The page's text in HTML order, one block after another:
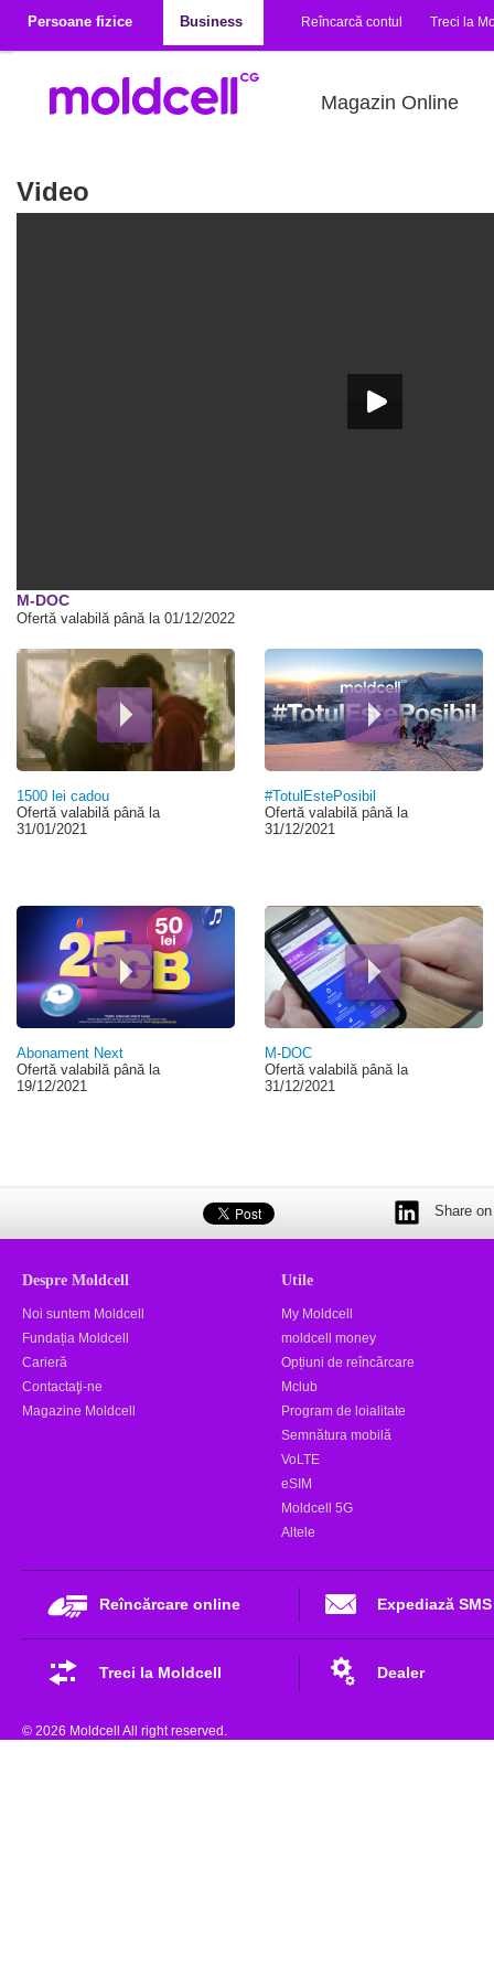
Persoane fizice
Business Reîncarcă contul Treci la
Magazin Online
Video
M-DOC
Ofertă valabilă până la 01/12/2022
1500 lei cadou
Ofertă valabilă până la
31/01/2021
#TotulEstePosibil
Ofertă valabilă până la
31/12/2021
Abonament Next
Ofertă valabilă până la
19/12/2021
M-DOC
Ofertă valabilă până la
31/12/2021
Share
Despre Moldcell
Noi suntem Moldcell
Fundația Moldcell
Carieră
Contactaţi-ne
Magazine Moldcell
Utile
My Moldcell
moldcell money
Opțiuni de reîncărcare
Mclub
Program de loialitate
Semnătura mobilă
VoLTE
eSIM
Moldcell 5G
Altele
Reîncărcare online Expediază SMS
Treci la Moldcell Dealer
© 2026 Moldcell All right reserved.